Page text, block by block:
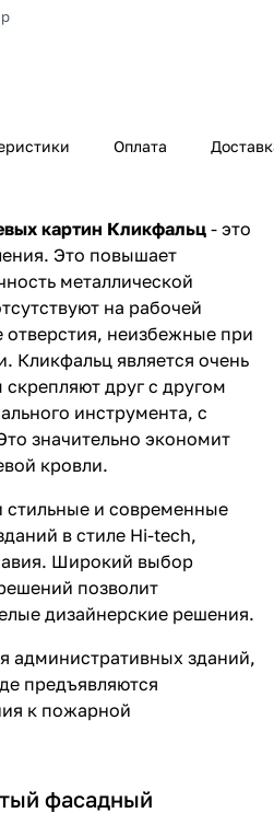
Оплата
картин Кликфальц - это
Это повышает
металлической
на рабочей
отверстия, неизбежные при
Кликфальц является очень
друг с другом
инструмента, с
значительно экономит
кровли.
стильные и современные
в стиле Hi-tech,
Широкий выбор
позволит
дизайнерские решения.
административных зданий,
предъявляются
к пожарной
фасадный